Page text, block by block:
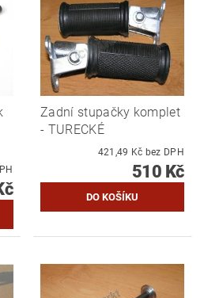
DPH
Zadní stupačky komplet
- TURECKÉ
421,49 Kč bez DPH
510 Kč